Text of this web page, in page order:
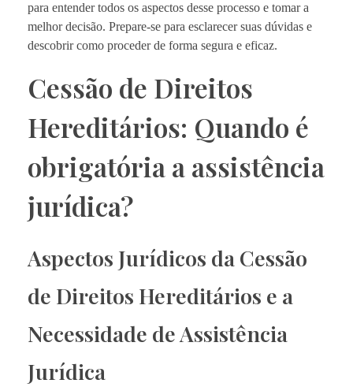
para entender todos os aspectos desse processo e tomar a
melhor decisão. Prepare-se para esclarecer suas dúvidas e
descobrir como proceder de forma segura e eficaz.
Cessão de Direitos
Hereditários: Quando é
obrigatória a assistência
jurídica?
Aspectos Jurídicos da Cessão
de Direitos Hereditários e a
Necessidade de Assistência
Jurídica